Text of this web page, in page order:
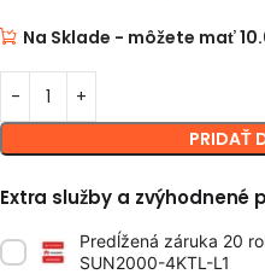
Na Sklade - môžete mať
PRIDAŤ
Extra služby a zvýhodnené
Predĺžená záruka 20
SUN2000-4KTL-L1